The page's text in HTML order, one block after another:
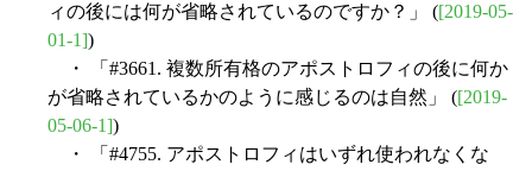
ィの後には何が省略されているのですか？」 ([2019-05-
01-1])
・ 「#3661. 複数所有格のアポストロフィの後に何か
が省略されているかのように感じるのは自然」 ([2019-
05-06-1])
・ 「#4755. アポストロフィはいずれ使われなくな